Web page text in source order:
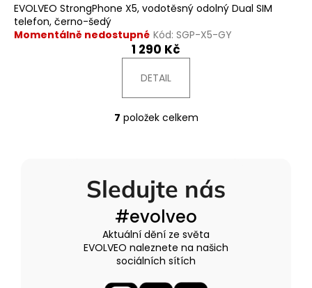
EVOLVEO StrongPhone X5, vodotěsný odolný Dual SIM
telefon, černo-šedý
Momentálně nedostupné Kód: SGP-X5-GY
1 290 Kč
DETAIL
O
d
a
c
í
p
r
7 položek celkem
Sledujte nás
#evolveo
Aktuální dění ze světa
EVOLVEO naleznete na našich
sociálních sítích